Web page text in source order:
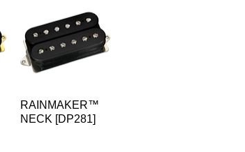
RAINMAKER™
NECK [DP281]